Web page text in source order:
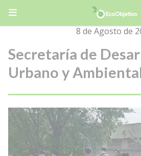
8 de Agosto de
Secretaría de
Urbano y